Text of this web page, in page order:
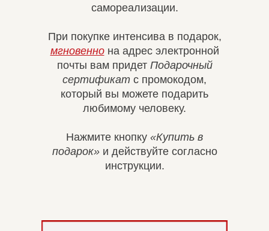
самореализации.
При покупке интенсива в подарок,
мгновенно на адрес электронной
почты вам придет Подарочный
сертификат с промокодом,
который вы можете подарить
любимому человеку.
Нажмите кнопку «Купить в
подарок»и действуйте согласно
инструкции.